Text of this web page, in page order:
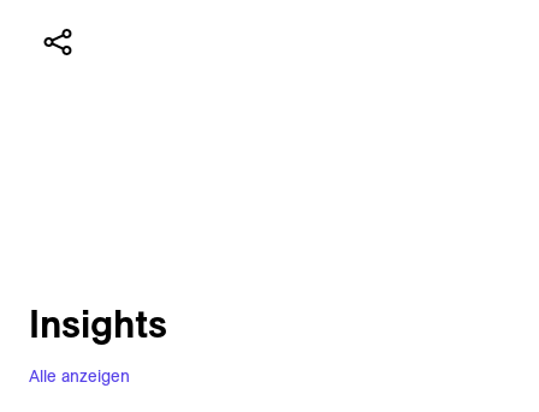
Alle anzeigen
Insights